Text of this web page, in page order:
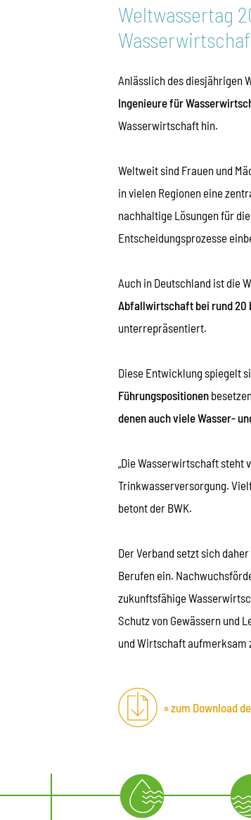
Weltwassertag
Anlässlich des diesjährigen
Ingenieure für
Wasserwirtschaft hin.
Weltweit sind Frauen und
in vielen Regionen eine
nachhaltige Lösungen für
Entscheidungsprozesse
Auch in Deutschland ist die
Abfallwirtschaft bei rund 20
unterrepräsentiert.
Diese Entwicklung spiegelt
Führungspositionen
denen auch viele Wasser-
„Die Wasserwirtschaft
Trinkwasserversorgung.
betont der BWK.
Der Verband setzt sich
Berufen ein.
zukunftsfähige
Schutz von Gewässern und
und Wirtschaft aufmerksam
zum Download